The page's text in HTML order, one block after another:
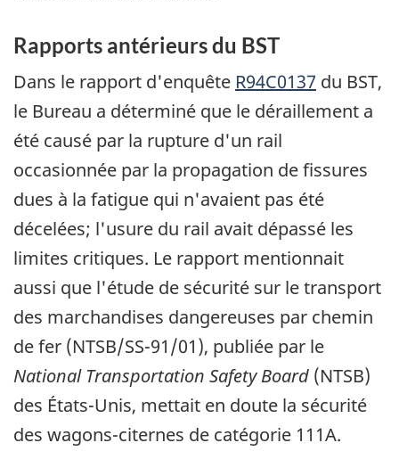
Rapports antérieurs du BST
Dans le rapport d'enquête R94C0137 du BST,
le Bureau a déterminé que le déraillement a
été causé par la rupture d'un rail
occasionnée par la propagation de fissures
dues à la fatigue qui n'avaient pas été
décelées; l'usure du rail avait dépassé les
limites critiques. Le rapport mentionnait
aussi que l'étude de sécurité sur le transport
des marchandises dangereuses par chemin
de fer (NTSB/SS-91/01), publiée par le
National Transportation Safety Board (NTSB)
des États-Unis, mettait en doute la sécurité
des wagons-citernes de catégorie 111A.